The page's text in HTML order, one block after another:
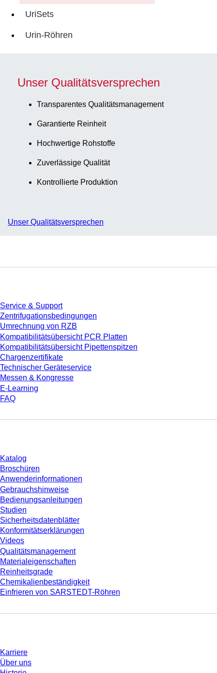
UriSets
Urin-Röhren
Unser Qualitätsversprechen
Transparentes Qualitätsmanagement
Garantierte Reinheit
Hochwertige Rohstoffe
Zuverlässige Qualität
Kontrollierte Produktion
Unser Qualitätsversprechen
Service & Support
Zentrifugationsbedingungen
Umrechnung von RZB
Kompatibilitätsübersicht PCR Platten
Kompatibilitätsübersicht Pipettenspitzen
Chargenzertifikate
Technischer Geräteservice
Messen & Kongresse
E-Learning
FAQ
Katalog
Broschüren
Anwenderinformationen
Gebrauchshinweise
Bedienungsanleitungen
Studien
Sicherheitsdatenblätter
Konformitätserklärungen
Videos
Qualitätsmanagement
Materialeigenschaften
Reinheitsgrade
Chemikalienbeständigkeit
Einfrieren von SARSTEDT-Röhren
Karriere
Über uns